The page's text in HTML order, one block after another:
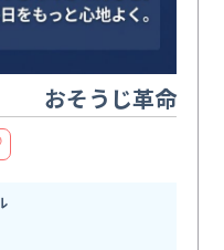
おそうじ革命